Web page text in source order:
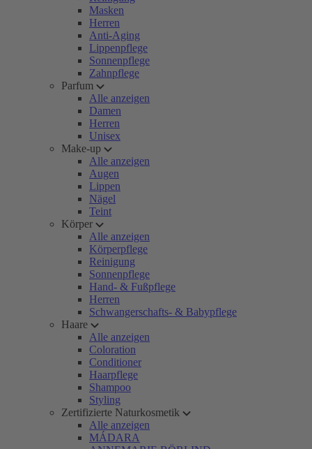
Masken
Herren
Anti-Aging
Lippenpflege
Sonnenpflege
Zahnpflege
Parfum
Alle anzeigen
Damen
Herren
Unisex
Make-up
Alle anzeigen
Augen
Lippen
Nägel
Teint
Körper
Alle anzeigen
Körperpflege
Reinigung
Sonnenpflege
Hand- & Fußpflege
Herren
Schwangerschafts- & Babypflege
Haare
Alle anzeigen
Coloration
Conditioner
Haarpflege
Shampoo
Styling
Zertifizierte Naturkosmetik
Alle anzeigen
MÁDARA